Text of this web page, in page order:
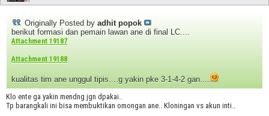
Originally Posted by adhit popok
berikut formasi dan pemain lawan ane di final LC....
Attachment 19187
Attachment 19188
kualitas tim ane unggul tipis....g yakin pke 3-1-4-2 gan....
Klo ente ga yakin mendng jgn dpakai..
Tp barangkali ini bisa membuktikan omongan ane.. Kloningan vs akun inti..